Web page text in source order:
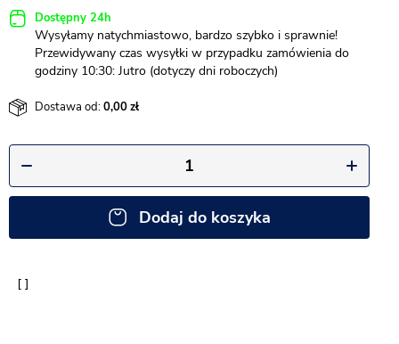
Dostępny 24h
Wysyłamy natychmiastowo, bardzo szybko i sprawnie!
Przewidywany czas wysyłki w przypadku zamówienia do
godziny 10:30: Jutro (dotyczy dni roboczych)
Dostawa od:0,00
Dodaj do koszyka